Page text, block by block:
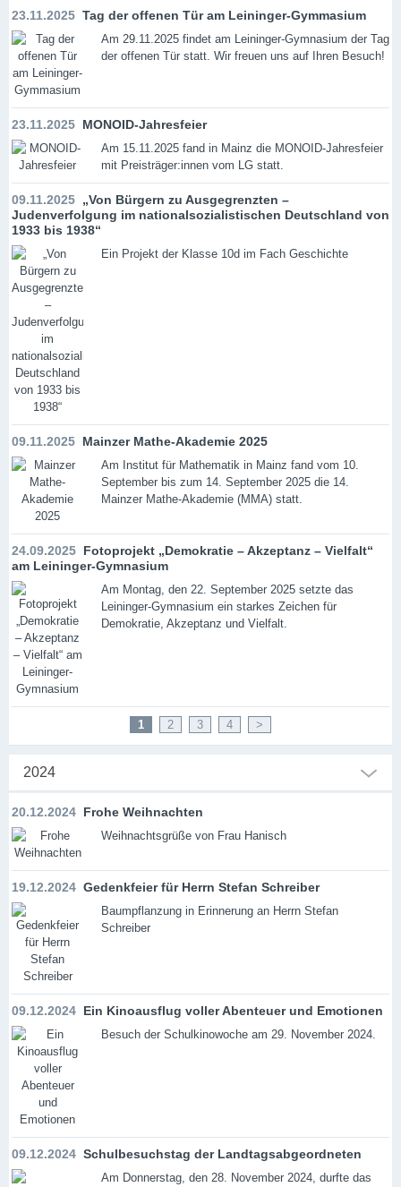
23.11.2025 Tag der offenen Tür am Leininger-Gymmasium
Am 29.11.2025 findet am Leininger-Gymnasium der Tag
der offenen Tür statt. Wir freuen uns auf Ihren Besuch!
23.11.2025 MONOID-Jahresfeier
Am 15.11.2025 fand in Mainz die MONOID-Jahresfeier
mit Preisträger:innen vom LG statt.
09.11.2025 „Von Bürgern zu Ausgegrenzten –
Judenverfolgung im nationalsozialistischen Deutschland von
1933 bis 1938“
Ein Projekt der Klasse 10d im Fach Geschichte
09.11.2025 Mainzer Mathe-Akademie 2025
Am Institut für Mathematik in Mainz fand vom 10.
September bis zum 14. September 2025 die 14.
Mainzer Mathe-Akademie (MMA) statt.
24.09.2025 Fotoprojekt „Demokratie – Akzeptanz – Vielfalt“
am Leininger-Gymnasium
Am Montag, den 22. September 2025 setzte das
Leininger-Gymnasium ein starkes Zeichen für
Demokratie, Akzeptanz und Vielfalt.
1 2 3 4 >
2024
20.12.2024 Frohe Weihnachten
Weihnachtsgrüße von Frau Hanisch
19.12.2024 Gedenkfeier für Herrn Stefan Schreiber
Baumpflanzung in Erinnerung an Herrn Stefan
Schreiber
09.12.2024 Ein Kinoausflug voller Abenteuer und Emotionen
Besuch der Schulkinowoche am 29. November 2024.
09.12.2024 Schulbesuchstag der Landtagsabgeordneten
Am Donnerstag, den 28. November 2024, durfte das